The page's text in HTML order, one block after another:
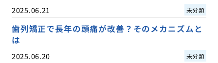
2025.06.21 未分類
歯列矯正で長年の頭痛が改善？そのメカニズムと
は
2025.06.20 未分類